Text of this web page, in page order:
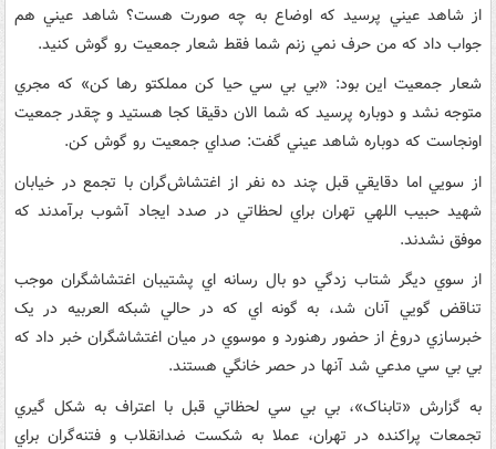
از شاهد عيني پرسيد که اوضاع به چه صورت هست؟ شاهد عيني هم
جواب داد که من حرف نمي زنم شما فقط شعار جمعيت رو گوش کنيد.
شعار جمعيت اين بود: «بي بي سي حيا کن مملکتو رها کن» که مجري
متوجه نشد و دوباره پرسيد که شما الان دقيقا کجا هستيد و چقدر جمعيت
اونجاست که دوباره شاهد عيني گفت: صداي جمعيت رو گوش کن.
از سويي اما دقايقي قبل چند ده نفر از اغتشاش‌گران با تجمع در خيابان
شهيد حبيب اللهي تهران براي لحظاتي در صدد ايجاد آشوب برآمدند که
موفق نشدند.
از سوي ديگر شتاب زدگي دو بال رسانه اي پشتيبان اغتشاشگران موجب
تناقض گويي آنان شد، به گونه اي که در حالي شبکه العربيه در يک
خبرسازي دروغ از حضور رهنورد و موسوي در ميان اغتشاشگران خبر داد که
بي بي سي مدعي شد آنها در حصر خانگي هستند.
به گزارش «تابناک»، بي بي سي لحظاتي قبل با اعتراف به شکل گيري
تجمعات پراکنده در تهران، عملا به شکست ضدانقلاب و فتنه‌گران براي